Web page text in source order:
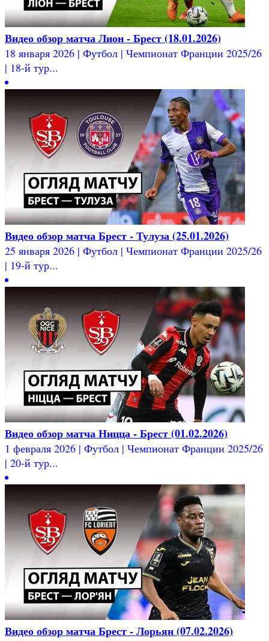
Видео обзор матча Лион - Брест (18.01.2026)
18 января 2026 | Футбол | Чемпионат Франции 2025/26
| 18-й тур...
Видео обзор матча Брест - Тулуза (25.01.2026)
25 января 2026 | Футбол | Чемпионат Франции 2025/26
| 19-й тур...
Видео обзор матча Ницца - Брест (01.02.2026)
1 февраля 2026 | Футбол | Чемпионат Франции 2025/26
| 20-й тур...
Видео обзор матча Брест - Лорьян (07.02.2026)